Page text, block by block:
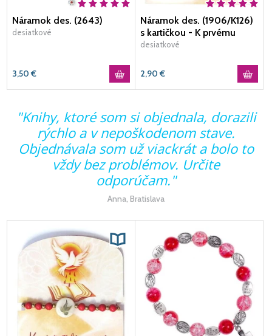
Náramok des. (2643)
desiatkové
3,50 €
Náramok des. (1906/K126)
s kartičkou - K prvému
svätému prijímaniu
desiatkové
2,90 €
"Knihy, ktoré som si objednala, dorazili
rýchlo a v nepoškodenom stave.
Objednávala som už viackrát a bolo to
vždy bez problémov. Určite
odporúčam."
Anna, Bratislava